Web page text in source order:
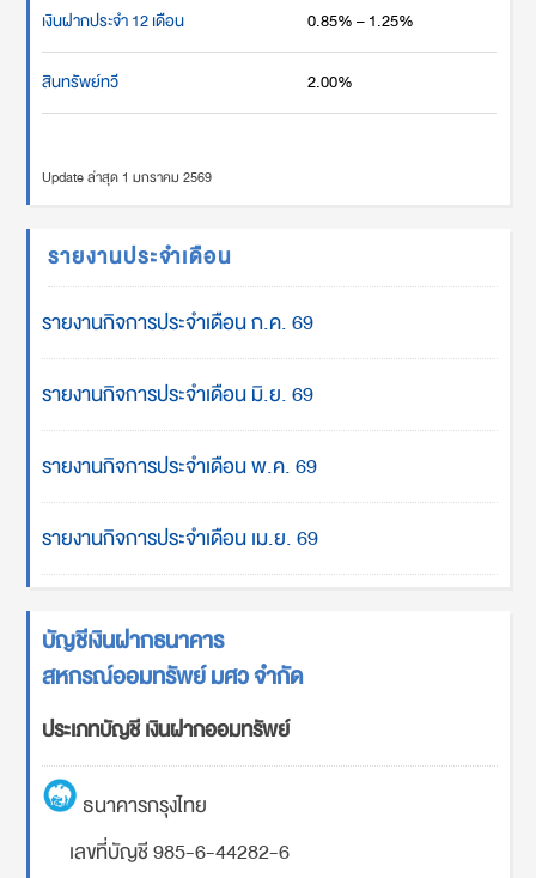
เงินฝากประจำ 12 เดือน 0.85% – 1.25%
สินทรัพย์ทวี 2.00%
Update ล่าสุด 1 มกราคม 2569
รายงานประจำเดือน
รายงานกิจการประจำเดือน ก.ค. 69
รายงานกิจการประจำเดือน มิ.ย. 69
รายงานกิจการประจำเดือน พ.ค. 69
รายงานกิจการประจำเดือน เม.ย. 69
บัญชีเงินฝากธนาคาร
สหกรณ์ออมทรัพย์ มศว จำกัด
ประเภทบัญชี เงินฝากออมทรัพย์
ธนาคารกรุงไทย
เลขที่บัญชี 985-6-44282-6